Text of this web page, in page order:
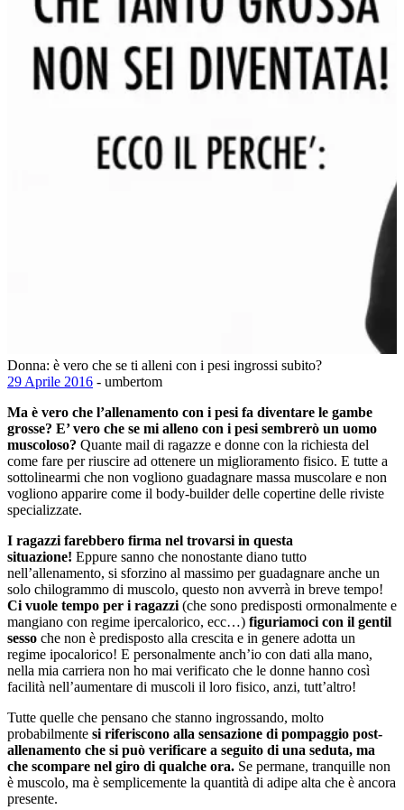
Donna: è vero che se ti alleni con i pesi ingrossi subito?
29 Aprile 2016 - umbertom
Ma è vero che l’allenamento con i pesi fa diventare le gambe
grosse? E’ vero che se mi alleno con i pesi sembrerò un uomo
muscoloso? Quante mail di ragazze e donne con la richiesta del
come fare per riuscire ad ottenere un miglioramento fisico. E tutte a
sottolinearmi che non vogliono guadagnare massa muscolare e non
vogliono apparire come il body-builder delle copertine delle riviste
specializzate.
I ragazzi farebbero firma nel trovarsi in questa
situazione! Eppure sanno che nonostante diano tutto
nell’allenamento, si sforzino al massimo per guadagnare anche un
solo chilogrammo di muscolo, questo non avverrà in breve tempo!
Ci vuole tempo per i ragazzi (che sono predisposti ormonalmente e
mangiano con regime ipercalorico, ecc…) figuriamoci con il gentil
sesso che non è predisposto alla crescita e in genere adotta un
regime ipocalorico! E personalmente anch’io con dati alla mano,
nella mia carriera non ho mai verificato che le donne hanno così
facilità nell’aumentare di muscoli il loro fisico, anzi, tutt’altro!
Tutte quelle che pensano che stanno ingrossando, molto
probabilmente si riferiscono alla sensazione di pompaggio post-
allenamento che si può verificare a seguito di una seduta, ma
che scompare nel giro di qualche ora. Se permane, tranquille non
è muscolo, ma è semplicemente la quantità di adipe alta che è ancora
presente.